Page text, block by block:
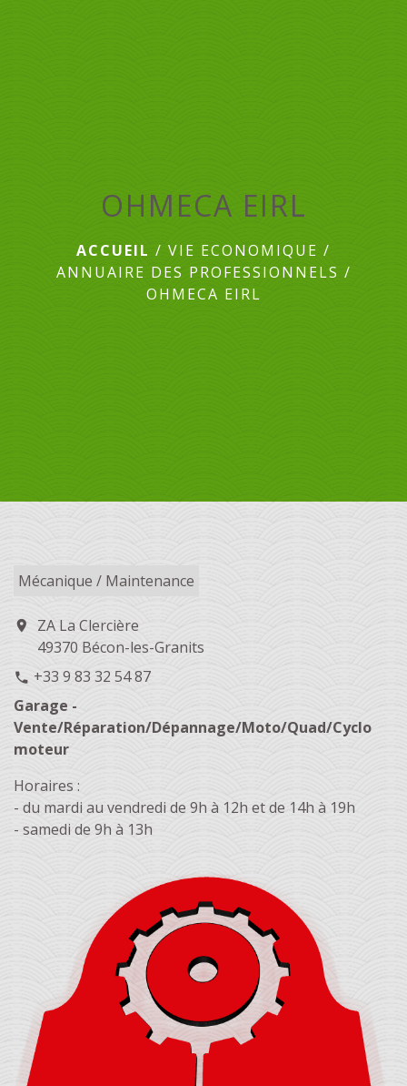
OHMECA EIRL
ACCUEIL / VIE ECONOMIQUE /
ANNUAIRE DES PROFESSIONNELS /
OHMECA EIRL
Mécanique / Maintenance
location_on
ZA La Clercière
49370 Bécon-les-Granits
phone +33 9 83 32 54 87
Garage -
Vente/Réparation/Dépannage/Moto/Quad/Cyclo
moteur
Horaires :
- du mardi au vendredi de 9h à 12h et de 14h à 19h
- samedi de 9h à 13h